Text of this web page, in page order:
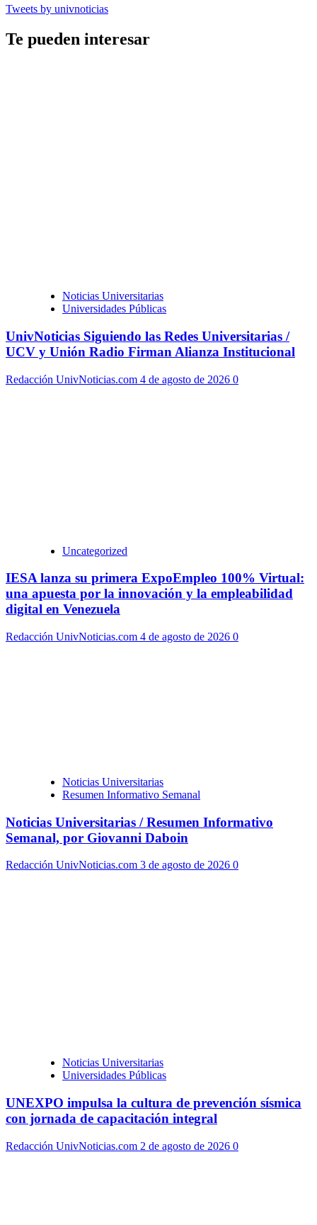
Tweets by univnoticias
Te pueden interesar
Noticias Universitarias
Universidades Públicas
UnivNoticias Siguiendo las Redes Universitarias /
UCV y Unión Radio Firman Alianza Institucional
Redacción UnivNoticias.com 4 de agosto de 2026 0
Uncategorized
IESA lanza su primera ExpoEmpleo 100% Virtual:
una apuesta por la innovación y la empleabilidad
digital en Venezuela
Redacción UnivNoticias.com 4 de agosto de 2026 0
Noticias Universitarias
Resumen Informativo Semanal
Noticias Universitarias / Resumen Informativo
Semanal, por Giovanni Daboin
Redacción UnivNoticias.com 3 de agosto de 2026 0
Noticias Universitarias
Universidades Públicas
UNEXPO impulsa la cultura de prevención sísmica
con jornada de capacitación integral
Redacción UnivNoticias.com 2 de agosto de 2026 0